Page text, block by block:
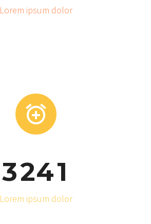
Lorem ipsum dolor


3241
Lorem ipsum dolor